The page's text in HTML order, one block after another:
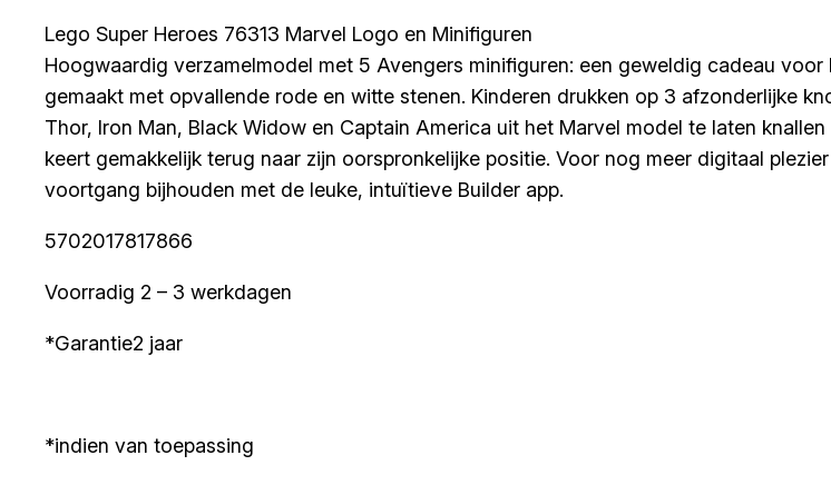
Lego Super Heroes 76313 Marvel Logo en Minifiguren
Hoogwaardig verzamelmodel met 5 Avengers minifiguren: een geweldig cadeau
gemaakt met opvallende rode en witte stenen. Kinderen drukken op 3 afzonderlijke
Thor, Iron Man, Black Widow en Captain America uit het Marvel model te laten
keert gemakkelijk terug naar zijn oorspronkelijke positie. Voor nog meer digitaal
voortgang bijhouden met de leuke, intuïtieve Builder app.
5702017817866
Voorradig 2 – 3 werkdagen
*Garantie2 jaar
*indien van toepassing